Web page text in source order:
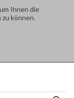
Ihnen die
können.